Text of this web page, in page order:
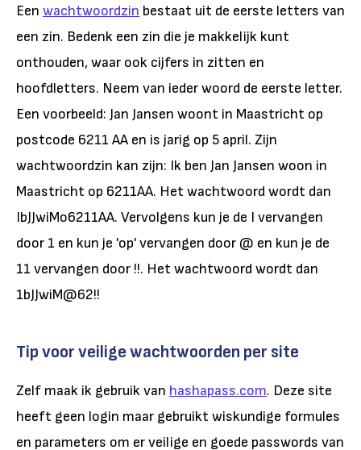
Een wachtwoordzin bestaat uit de eerste letters van
een zin. Bedenk een zin die je makkelijk kunt
onthouden, waar ook cijfers in zitten en
hoofdletters. Neem van ieder woord de eerste letter.
Een voorbeeld: Jan Jansen woont in Maastricht op
postcode 6211 AA en is jarig op 5 april. Zijn
wachtwoordzin kan zijn: Ik ben Jan Jansen woon in
Maastricht op 6211AA. Het wachtwoord wordt dan
IbJJwiMo6211AA. Vervolgens kun je de I vervangen
door 1 en kun je 'op' vervangen door @ en kun je de
11 vervangen door !!. Het wachtwoord wordt dan
1bJJwiM@62!!
Tip voor veilige wachtwoorden per site
Zelf maak ik gebruik van hashapass.com. Deze site
heeft geen login maar gebruikt wiskundige formules
en parameters om er veilige en goede passwords van